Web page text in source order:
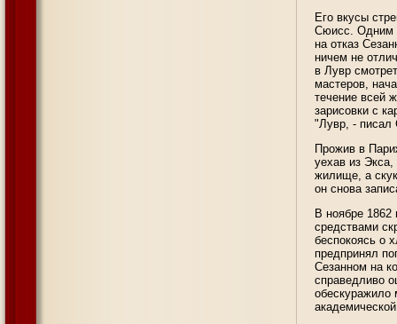
Его вкусы
Сюисс. Одним
на отказ
ничем не
в Лувр
мастеров,
течение всей
зарисовки с
"Лувр, - писал
Прожив в
уехав из
жилище, а
он снова
В ноябре
средствами
беспокоясь о
предпринял
Сезанном на
справедливо
обескуражило